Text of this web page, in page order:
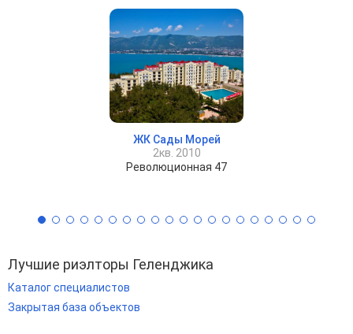
ЖК Сады Морей
2кв. 2010
Революционная 47
Лучшие риэлторы Геленджика
Каталог специалистов
Закрытая база объектов